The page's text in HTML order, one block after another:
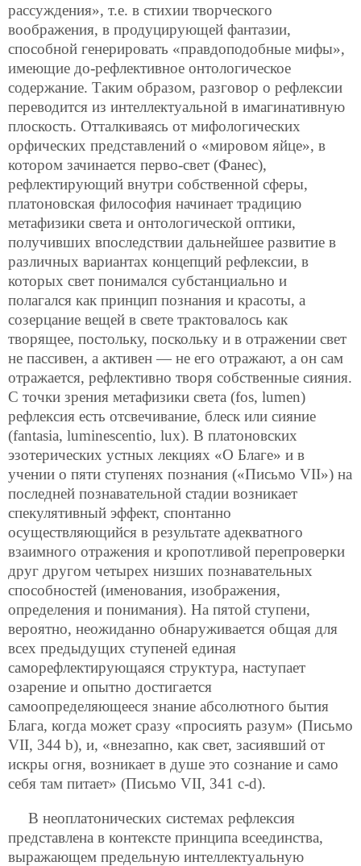
рассуждения», т.е. в стихии творческого
воображения, в продуцирующей фантазии,
способной генерировать «правдоподобные мифы»,
имеющие до-рефлективное онтологическое
содержание. Таким образом, разговор о рефлексии
переводится из интеллектуальной в имагинативную
плоскость. Отталкиваясь от мифологических
орфических представлений о «мировом яйце», в
котором зачинается перво-свет (Фанес),
рефлектирующий внутри собственной сферы,
платоновская философия начинает традицию
метафизики света и онтологической оптики,
получивших впоследствии дальнейшее развитие в
различных вариантах концепций рефлексии, в
которых свет понимался субстанциально и
полагался как принцип познания и красоты, а
созерцание вещей в свете трактовалось как
творящее, постольку, поскольку и в отражении свет
не пассивен, а активен — не его отражают, а он сам
отражается, рефлективно творя собственные сияния.
С точки зрения метафизики света (fos, lumen)
рефлексия есть отсвечивание, блеск или сияние
(fantasia, luminescentio, lux). В платоновских
эзотерических устных лекциях «О Благе» и в
учении о пяти ступенях познания («Письмо VII») на
последней познавательной стадии возникает
спекулятивный эффект, спонтанно
осуществляющийся в результате адекватного
взаимного отражения и кропотливой перепроверки
друг другом четырех низших познавательных
способностей (именования, изображения,
определения и понимания). На пятой ступени,
вероятно, неожиданно обнаруживается общая для
всех предыдущих ступеней единая
саморефлектирующаяся структура, наступает
озарение и опытно достигается
самоопределяющееся знание абсолютного бытия
Блага, когда может сразу «просиять разум» (Письмо
VII, 344 b), и, «внезапно, как свет, засиявший от
искры огня, возникает в душе это сознание и само
себя там питает» (Письмо VII, 341 c-d).
В неоплатонических системах рефлексия
представлена в контексте принципа всеединства,
выражающем предельную интеллектуальную